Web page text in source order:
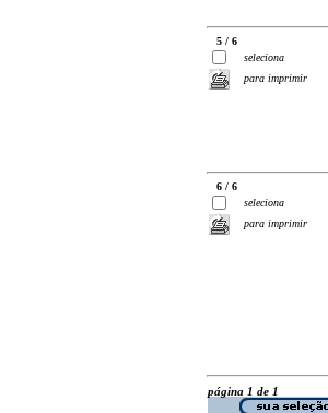
5 / 6
seleciona
para imprimir
6 / 6
seleciona
para imprimir
página 1 de 1